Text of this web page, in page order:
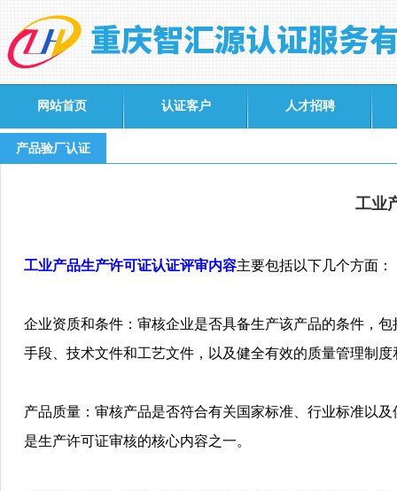
网站首页 认证客户 人才招聘
产品验厂认证
工业
工业产品生产许可证认证评审内容主要包括以下几个方面 ：
企业资质和条件 ：审核企业是否具备生产该产品的条件，
手段、技术文件和工艺文件，以及健全有效的质量管理制度
产品质量 ：审核产品是否符合有关国家标准、行业标准以
是生产许可证审核的核心内容之一。